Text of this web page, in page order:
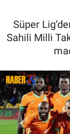
Süper
Sahili Milli
FUTBOL
TV VE